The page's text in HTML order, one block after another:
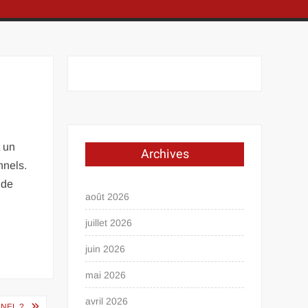
un
Archives
août 2026
juillet 2026
juin 2026
mai 2026
avril 2026